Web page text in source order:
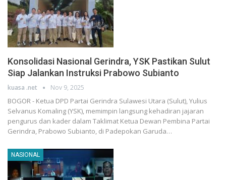
Konsolidasi Nasional Gerindra, YSK Pastikan Sulut
Siap Jalankan Instruksi Prabowo Subianto
kuasa .net Nov 9, 2025
BOGOR - Ketua DPD Partai Gerindra Sulawesi Utara (Sulut), Yulius
Selvanus Komaling (YSK), memimpin langsung kehadiran jajaran
pengurus dan kader dalam Taklimat Ketua Dewan Pembina Partai
Gerindra, Prabowo Subianto, di Padepokan Garuda…
NASIONAL